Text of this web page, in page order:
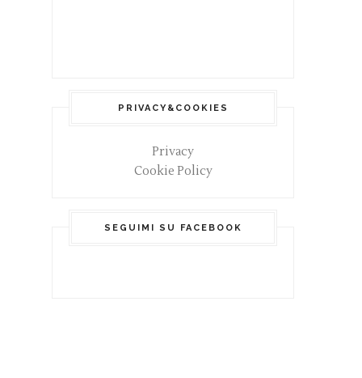
PRIVACY&COOKIES
Privacy
Cookie Policy
SEGUIMI SU FACEBOOK